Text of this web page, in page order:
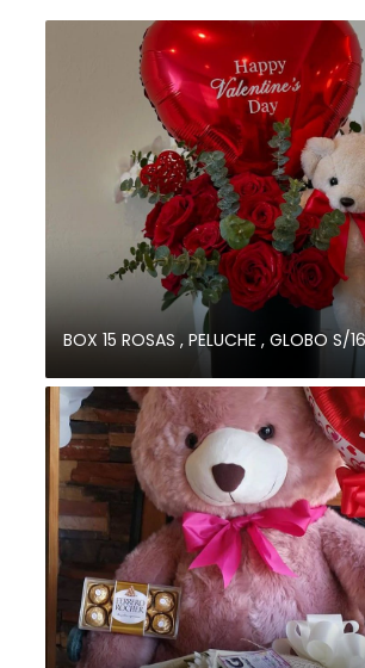
BOX 15 ROSAS , PELUCHE , GLOBO S/